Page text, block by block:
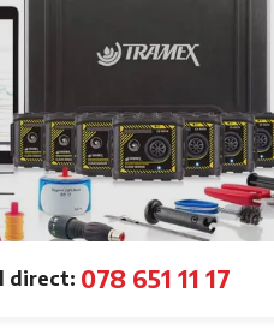
direct: 078 651 11 17